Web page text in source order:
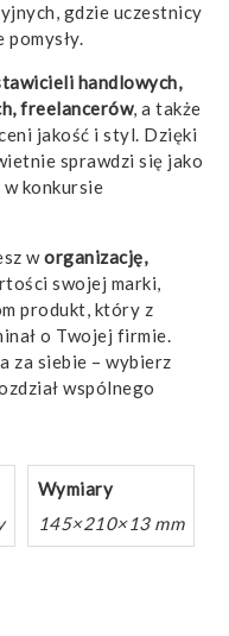
gdzie uczestnicy
handlowych,
freelancerów, a także
jakość i styl. Dzięki
sprawdzi się jako
konkursie
worganizację,
swojej marki,
produkt, który z
o Twojej firmie.
za siebie – wybierz
wspólnego
Wymiary
145×210×13 mm